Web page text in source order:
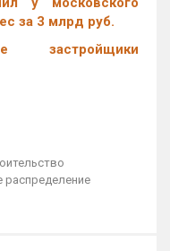
за 3 млрд руб.
застройщики
распределение